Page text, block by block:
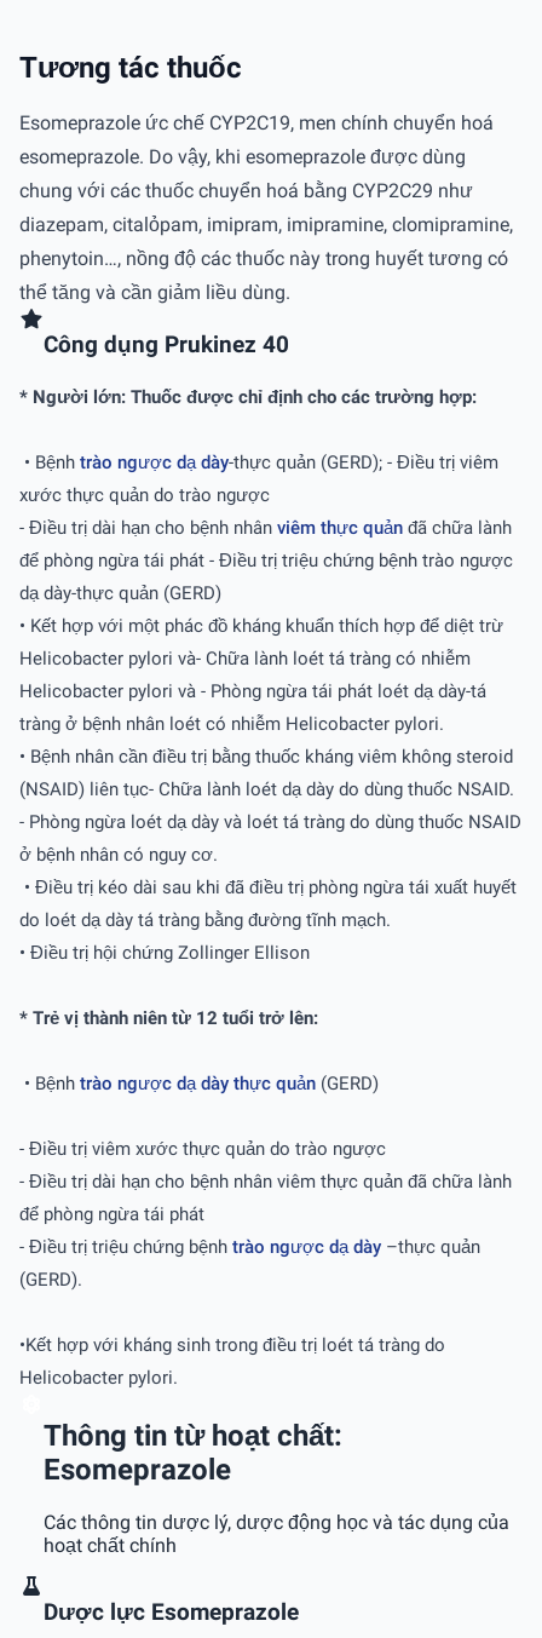
Tương tác thuốc
Esomeprazole ức chế CYP2C19, men chính chuyển hoá
esomeprazole. Do vậy, khi esomeprazole được dùng
chung với các thuốc chuyển hoá bằng CYP2C29 như
diazepam, citalỏpam, imipram, imipramine, clomipramine,
phenytoin…, nồng độ các thuốc này trong huyết tương có
thể tăng và cần giảm liều dùng.
Công dụng Prukinez 40
* Người lớn: Thuốc được chỉ định cho các trường hợp:
• Bệnh trào ngược dạ dày-thực quản (GERD); - Điều trị viêm
xước thực quản do trào ngược
- Điều trị dài hạn cho bệnh nhân viêm thực quản đã chữa lành
để phòng ngừa tái phát - Điều trị triệu chứng bệnh trào ngược
dạ dày-thực quản (GERD)
• Kết hợp với một phác đồ kháng khuẩn thích hợp để diệt trừ
Helicobacter pylori và- Chữa lành loét tá tràng có nhiễm
Helicobacter pylori và - Phòng ngừa tái phát loét dạ dày-tá
tràng ở bệnh nhân loét có nhiễm Helicobacter pylori.
• Bệnh nhân cần điều trị bằng thuốc kháng viêm không steroid
(NSAID) liên tục- Chữa lành loét dạ dày do dùng thuốc NSAID.
- Phòng ngừa loét dạ dày và loét tá tràng do dùng thuốc NSAID
ở bệnh nhân có nguy cơ.
• Điều trị kéo dài sau khi đã điều trị phòng ngừa tái xuất huyết
do loét dạ dày tá tràng bằng đường tĩnh mạch.
• Điều trị hội chứng Zollinger Ellison
* Trẻ vị thành niên từ 12 tuổi trở lên:
• Bệnh trào ngược dạ dày thực quản (GERD)
- Điều trị viêm xước thực quản do trào ngược
- Điều trị dài hạn cho bệnh nhân viêm thực quản đã chữa lành
để phòng ngừa tái phát
- Điều trị triệu chứng bệnh trào ngược dạ dày –thực quản
(GERD).
•Kết hợp với kháng sinh trong điều trị loét tá tràng do
Helicobacter pylori.
Thông tin từ hoạt chất:
Esomeprazole
Các thông tin dược lý, dược động học và tác dụng của
hoạt chất chính
Dược lực Esomeprazole